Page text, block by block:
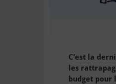
C’est la
les
budget pour